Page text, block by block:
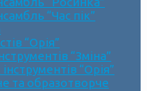
“Час пік”
“Орія”
“Зміна”
“Орія”
та образотворче